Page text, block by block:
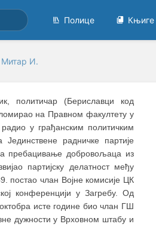
Полице Књиге
И.
политичар (Бериславци код
на Правном факултету у
у грађанским политичким
радничке партије
пребацивање добровољаца из
партијску делатност међу
постао члан Војне комисије ЦК
конференцији у Загребу. Од
исте године био члан ГШ
дужности у Врховном штабу и